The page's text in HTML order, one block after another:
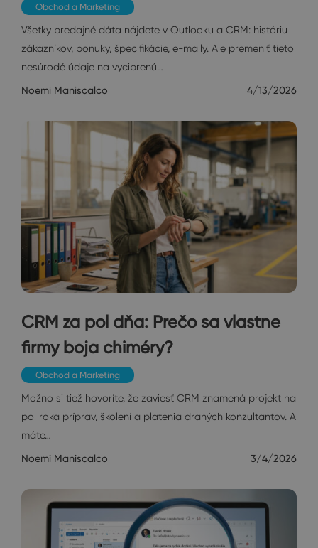
Obchod a Marketing
Všetky predajné dáta nájdete v Outlooku a CRM: históriu
zákazníkov, ponuky, špecifikácie, e-maily. Ale premeniť tieto
nesúrodé údaje na vycibrenú…
Noemi Maniscalco 4/13/2026
CRM za pol dňa: Prečo sa vlastne
firmy boja chiméry?
Obchod a Marketing
Možno si tiež hovoríte, že zaviesť CRM znamená projekt na
pol roka príprav, školení a platenia drahých konzultantov. A
máte…
Noemi Maniscalco 3/4/2026